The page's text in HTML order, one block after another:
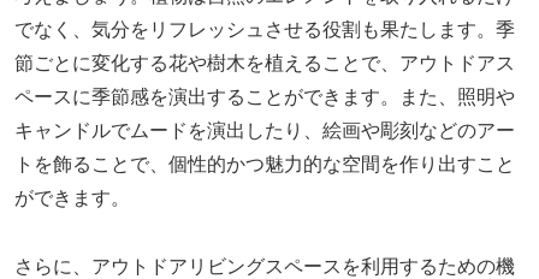
でなく、気分をリフレッシュさせる役割も果たします。季
節ごとに変化する花や樹木を植えることで、アウトドアス
ペースに季節感を演出することができます。また、照明や
キャンドルでムードを演出したり、絵画や彫刻などのアー
トを飾ることで、個性的かつ魅力的な空間を作り出すこと
ができます。
さらに、アウトドアリビングスペースを利用するための機